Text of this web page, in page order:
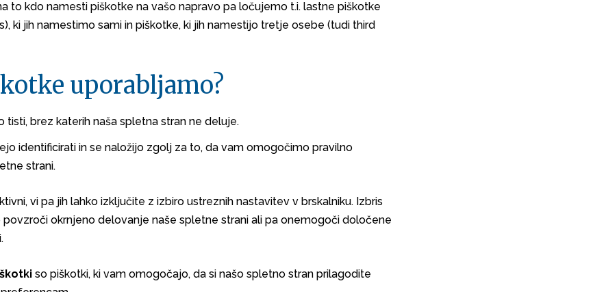
to kdo namesti piškotke na vašo napravo pa ločujemo t.i. lastne piškotke
ki jih namestimo sami in piškotke, ki jih namestijo tretje osebe (tudi third
uporabljamo?
tisti, brez katerih naša spletna stran ne deluje.
identificirati in se naložijo zgolj za to, da vam omogočimo pravilno
strani.
vi pa jih lahko izključite z izbiro ustreznih nastavitev v brskalniku. Izbris
povzroči okrnjeno delovanje naše spletne strani ali pa onemogoči določene
so piškotki, ki vam omogočajo, da si našo spletno stran prilagodite